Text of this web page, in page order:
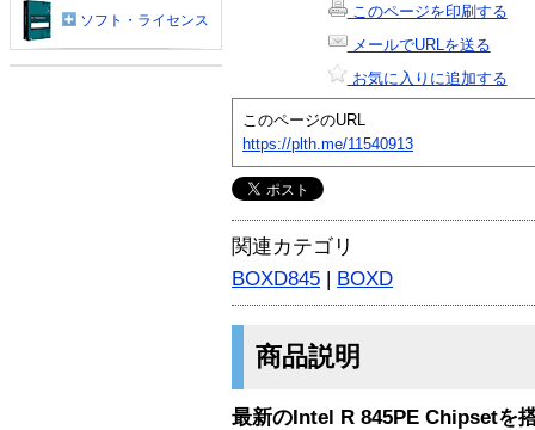
このページを印刷する
メールでURLを送る
お気に入りに追加する
このページのURL
https://plth.me/11540913
関連カテゴリ
BOXD845 | BOXD
商品説明
最新のIntel R 845PE Chipsetを
ソフト・ライセンス